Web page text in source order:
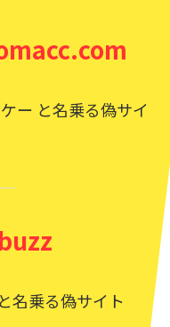
ー と名乗る偽サイ
名乗る偽サイト